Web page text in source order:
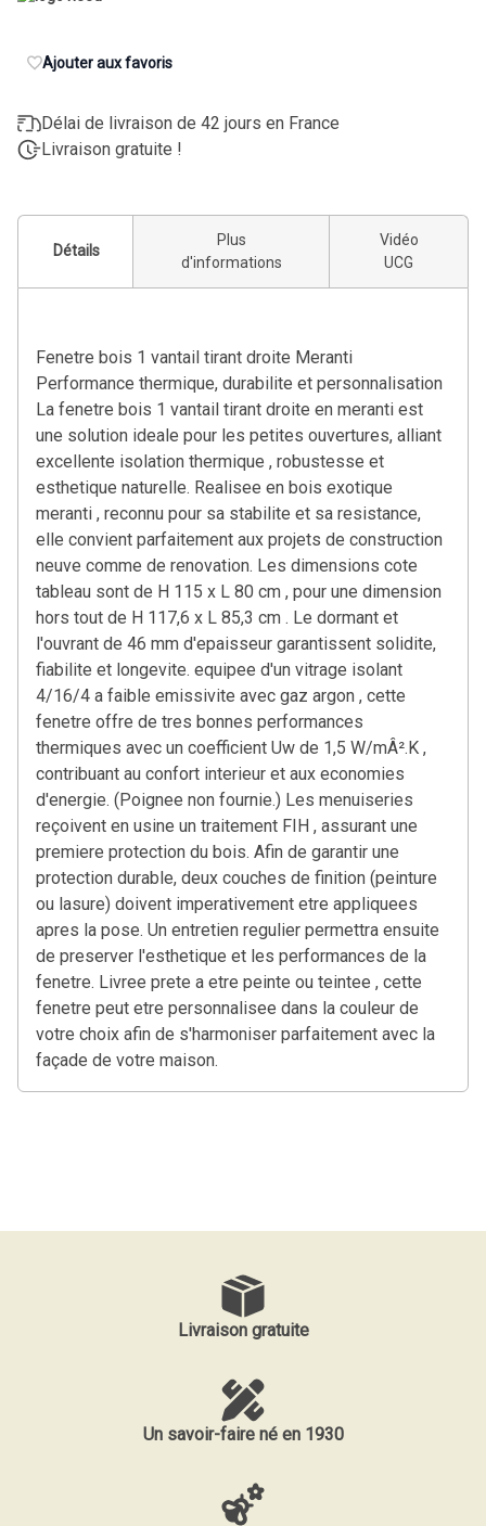
Ajouter aux favoris
Délai de livraison de 42 jours en France
Livraison gratuite !
Détails
Plus
d'informations
Vidéo
UCG
Fenetre bois 1 vantail tirant droite Meranti
Performance thermique, durabilite et personnalisation
La fenetre bois 1 vantail tirant droite en meranti est
une solution ideale pour les petites ouvertures, alliant
excellente isolation thermique , robustesse et
esthetique naturelle. Realisee en bois exotique
meranti , reconnu pour sa stabilite et sa resistance,
elle convient parfaitement aux projets de construction
neuve comme de renovation. Les dimensions cote
tableau sont de H 115 x L 80 cm , pour une dimension
hors tout de H 117,6 x L 85,3 cm . Le dormant et
l'ouvrant de 46 mm d'epaisseur garantissent solidite,
fiabilite et longevite. equipee d'un vitrage isolant
4/16/4 a faible emissivite avec gaz argon , cette
fenetre offre de tres bonnes performances
thermiques avec un coefficient Uw de 1,5 W/mÂ².K ,
contribuant au confort interieur et aux economies
d'energie. (Poignee non fournie.) Les menuiseries
reçoivent en usine un traitement FIH , assurant une
premiere protection du bois. Afin de garantir une
protection durable, deux couches de finition (peinture
ou lasure) doivent imperativement etre appliquees
apres la pose. Un entretien regulier permettra ensuite
de preserver l'esthetique et les performances de la
fenetre. Livree prete a etre peinte ou teintee , cette
fenetre peut etre personnalisee dans la couleur de
votre choix afin de s'harmoniser parfaitement avec la
façade de votre maison.
Livraison gratuite
Un savoir-faire né en 1930